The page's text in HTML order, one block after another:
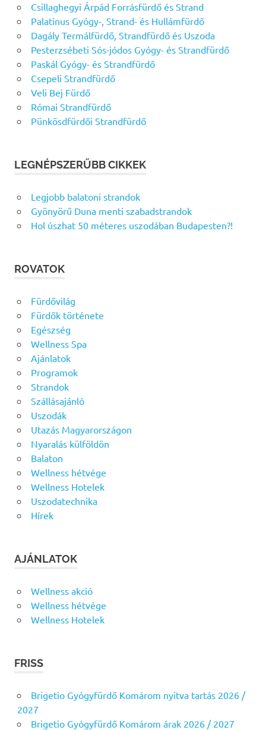
Csillaghegyi Árpád Forrásfürdő és Strand
Palatinus Gyógy-, Strand- és Hullámfürdő
Dagály Termálfürdő, Strandfürdő és Uszoda
Pesterzsébeti Sós-jódos Gyógy- és Strandfürdő
Paskál Gyógy- és Strandfürdő
Csepeli Strandfürdő
Veli Bej Fürdő
Római Strandfürdő
Pünkösdfürdői Strandfürdő
LEGNÉPSZERŰBB CIKKEK
Legjobb balatoni strandok
Gyönyörű Duna menti szabadstrandok
Hol úszhat 50 méteres uszodában Budapesten?!
ROVATOK
Fürdővilág
Fürdők története
Egészség
Wellness Spa
Ajánlatok
Programok
Strandok
Szállásajánló
Uszodák
Utazás Magyarországon
Nyaralás külföldön
Balaton
Wellness hétvége
Wellness Hotelek
Uszodatechnika
Hírek
AJÁNLATOK
Wellness akció
Wellness hétvége
Wellness Hotelek
FRISS
Brigetio Gyógyfürdő Komárom nyitva tartás 2026 /
2027
Brigetio Gyógyfürdő Komárom árak 2026 / 2027